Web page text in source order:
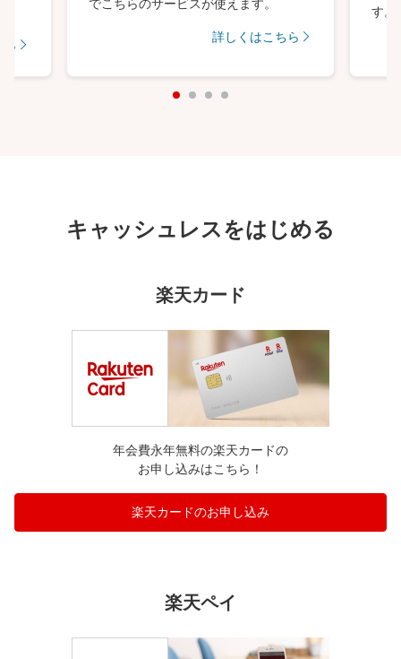
ら
でこちらのサービスが使えます。
詳しくはこちら
す。
キャッシュレスをはじめる
楽天カード
年会費永年無料の楽天カードの
お申し込みはこちら！
楽天カードのお申し込み
楽天ペイ